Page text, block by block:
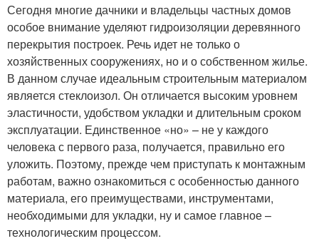
Сегодня многие дачники и владельцы частных домов
особое внимание уделяют гидроизоляции деревянного
перекрытия построек. Речь идет не только о
хозяйственных сооружениях, но и о собственном жилье.
В данном случае идеальным строительным материалом
является стеклоизол. Он отличается высоким уровнем
эластичности, удобством укладки и длительным сроком
эксплуатации. Единственное «но» – не у каждого
человека с первого раза, получается, правильно его
уложить. Поэтому, прежде чем приступать к монтажным
работам, важно ознакомиться с особенностью данного
материала, его преимуществами, инструментами,
необходимыми для укладки, ну и самое главное –
технологическим процессом.